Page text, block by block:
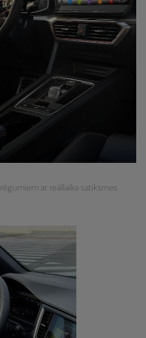
ar reāllaika satiksmes